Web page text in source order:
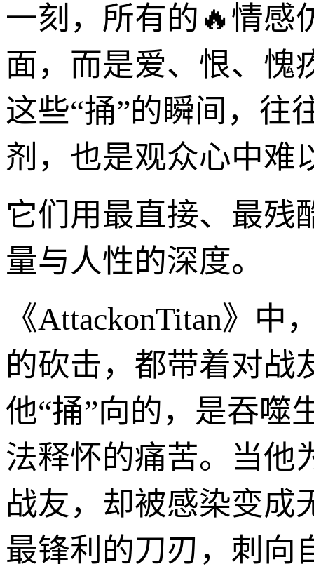
一刻，所有的🔥情感
面，而是爱、恨、愧
这些“捅”的瞬间，往
剂，也是观众心中难
它们用最直接、最残
量与人性的深度。
《AttackonTitan》
的砍击，都带着对战
他“捅”向的，是吞噬
法释怀的痛苦。当他
战友，却被感染变成
最锋利的刀刃，刺向